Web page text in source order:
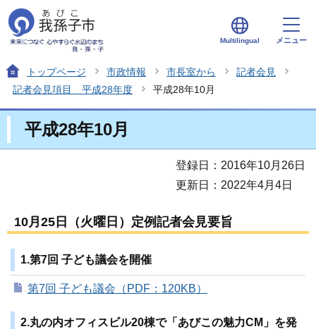
Multilingual メニュー
トップページ 市政情報 市長室から
記者会見
記者会見項目 平成28年度
平成28年10月
平成28年10月
登録日：2016年10月26日
更新日：2022年4月4日
10月25日（火曜日）定例記者会見要旨
1.第7回 子ども議会を開催
第7回 子ども議会（PDF：120KB）
2.丸の内オフィスビル20棟で「あびこの魅力CM」を発